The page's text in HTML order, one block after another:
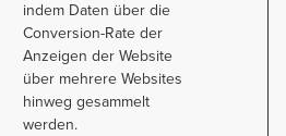
indem Daten über die
Conversion-Rate der
Anzeigen der Website
über mehrere Websites
hinweg gesammelt
werden.